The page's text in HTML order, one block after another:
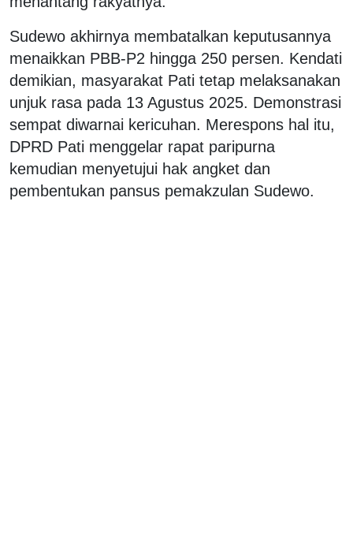
Sudewo akhirnya membatalkan keputusannya
menaikkan PBB-P2 hingga 250 persen. Kendati
demikian, masyarakat Pati tetap melaksanakan
unjuk rasa pada 13 Agustus 2025. Demonstrasi
sempat diwarnai kericuhan. Merespons hal itu,
DPRD Pati menggelar rapat paripurna
kemudian menyetujui hak angket dan
pembentukan pansus pemakzulan Sudewo.